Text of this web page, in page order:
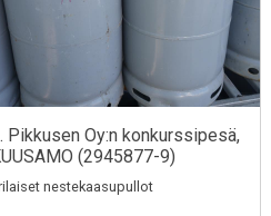
Pikkusen Oy:n konkurssipesä,
(2945877-9)
nestekaasupullot